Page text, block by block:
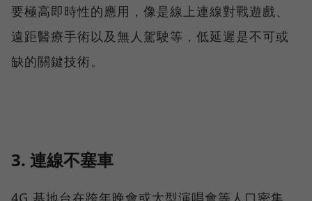
要極高即時性的應用，像是線上連線對戰遊戲、
遠距醫療手術以及無人駕駛等，低延遲是不可或
缺的關鍵技術。
3. 連線不塞車
4G 基地台在跨年晚會或大型演唱會等人口密集